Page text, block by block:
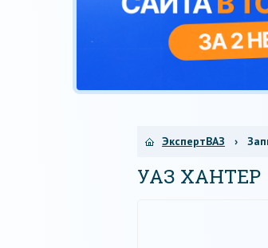
ЭкспертВАЗ ›
УАЗ ХАНТЕР